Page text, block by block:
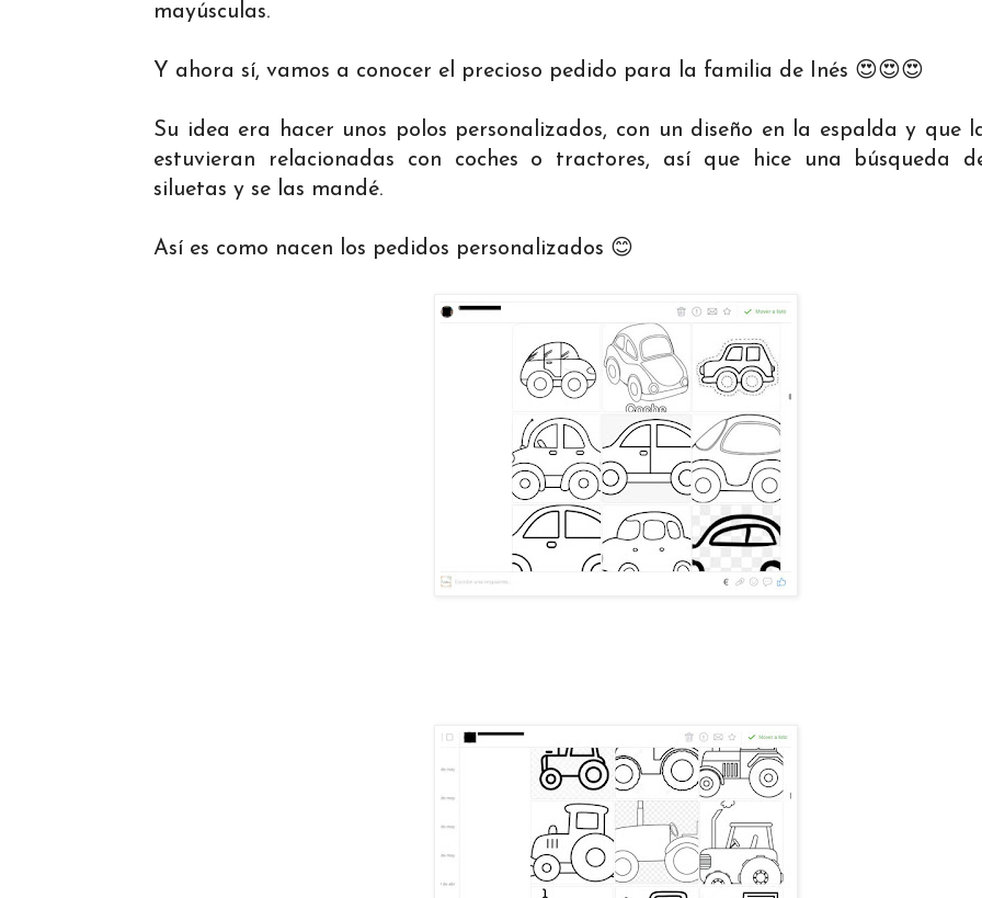
mayúsculas.
Y ahora sí, vamos a conocer el precioso pedido para la familia de Inés 😍😍😍
Su idea era hacer unos polos personalizados, con un diseño en la espalda y que
estuvieran relacionadas con coches o tractores, así que hice una búsqueda
siluetas y se las mandé.
Así es como nacen los pedidos personalizados 😊